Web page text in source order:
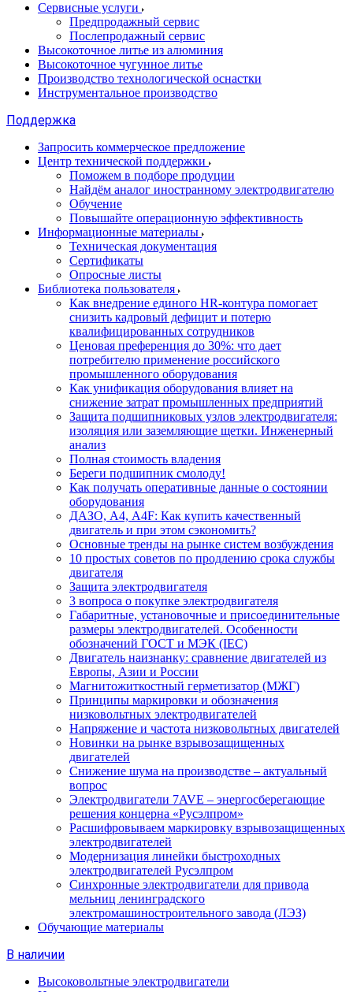
Сервисные услуги
Предпродажный сервис
Послепродажный сервис
Высокоточное литье из алюминия
Высокоточное чугунное литье
Производство технологической оснастки
Инструментальное производство
Поддержка
Запросить коммерческое предложение
Центр технической поддержки
Поможем в подборе продуции
Найдём аналог иностранному электродвигателю
Обучение
Повышайте операционную эффективность
Информационные материалы
Техническая документация
Сертификаты
Опросные листы
Библиотека пользователя
Как внедрение единого HR-контура помогает
снизить кадровый дефицит и потерю
квалифицированных сотрудников
Ценовая преференция до 30%: что дает
потребителю применение российского
промышленного оборудования
Как унификация оборудования влияет на
снижение затрат промышленных предприятий
Защита подшипниковых узлов электродвигателя:
изоляция или заземляющие щетки. Инженерный
анализ
Полная стоимость владения
Береги подшипник смолоду!
Как получать оперативные данные о состоянии
оборудования
ДАЗО, А4, А4F: Как купить качественный
двигатель и при этом сэкономить?
Основные тренды на рынке систем возбуждения
10 простых советов по продлению срока службы
двигателя
Защита электродвигателя
3 вопроса о покупке электродвигателя
Габаритные, установочные и присоединительные
размеры электродвигателей. Особенности
обозначений ГОСТ и МЭК (IEC)
Двигатель наизнанку: сравнение двигателей из
Европы, Азии и России
Магнитожиткостный герметизатор (МЖГ)
Принципы маркировки и обозначения
низковольтных электродвигателей
Напряжение и частота низковольтных двигателей
Новинки на рынке взрывозащищенных
двигателей
Снижение шума на производстве – актуальный
вопрос
Электродвигатели 7AVE – энергосберегающие
решения концерна «Русэлпром»
Расшифровываем маркировку взрывозащищенных
электродвигателей
Модернизация линейки быстроходных
электродвигателей Русэлпром
Синхронные электродвигатели для привода
мельниц ленинградского
электромашиностроительного завода (ЛЭЗ)
Обучающие материалы
В наличии
Высоковольтные электродвигатели